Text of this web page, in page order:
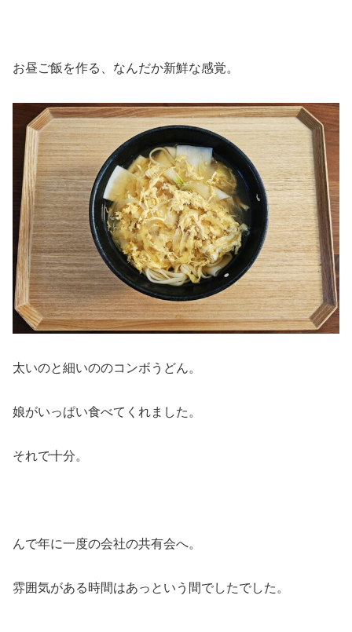
お昼ご飯を作る、なんだか新鮮な感覚。
太いのと細いののコンボうどん。
娘がいっぱい食べてくれました。
それで十分。
んで年に一度の会社の共有会へ。
雰囲気がある時間はあっという間でしたでした。